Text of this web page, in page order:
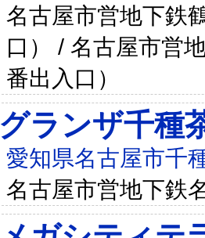
名古屋市営地下鉄
口） / 名古屋市営
番出入口）
グランザ千種
愛知県名古屋市千
名古屋市営地下鉄